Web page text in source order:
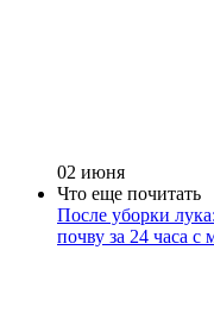
02 июня
Что еще почитать
После уборки
почву за 24 часа